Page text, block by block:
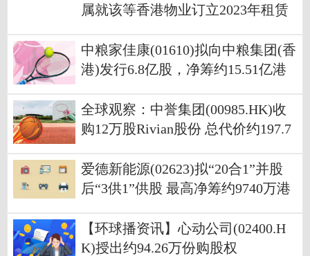
属就该等香港物业订立2023年租赁
中粮家佳康(01610)拟向中粮集团(香
港)发行6.8亿股，净筹约15.51亿港
全球观察：中誉集团(00985.HK)收
购12万股Rivian股份 总代价约197.7
爱德新能源(02623)拟“20合1”并股
后“3供1”供股 最高净筹约9740万港
【环球播资讯】心动公司(02400.H
K)授出约94.26万份购股权